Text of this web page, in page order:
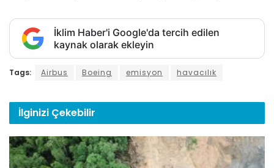
İklim Haber'i Google'da tercih edilen
kaynak olarak ekleyin
Tags: Airbus Boeing emisyon havacılık
İlginizi Çekebilir